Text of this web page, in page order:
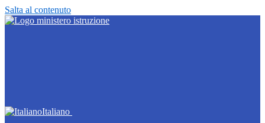
Salta al contenuto
Italiano